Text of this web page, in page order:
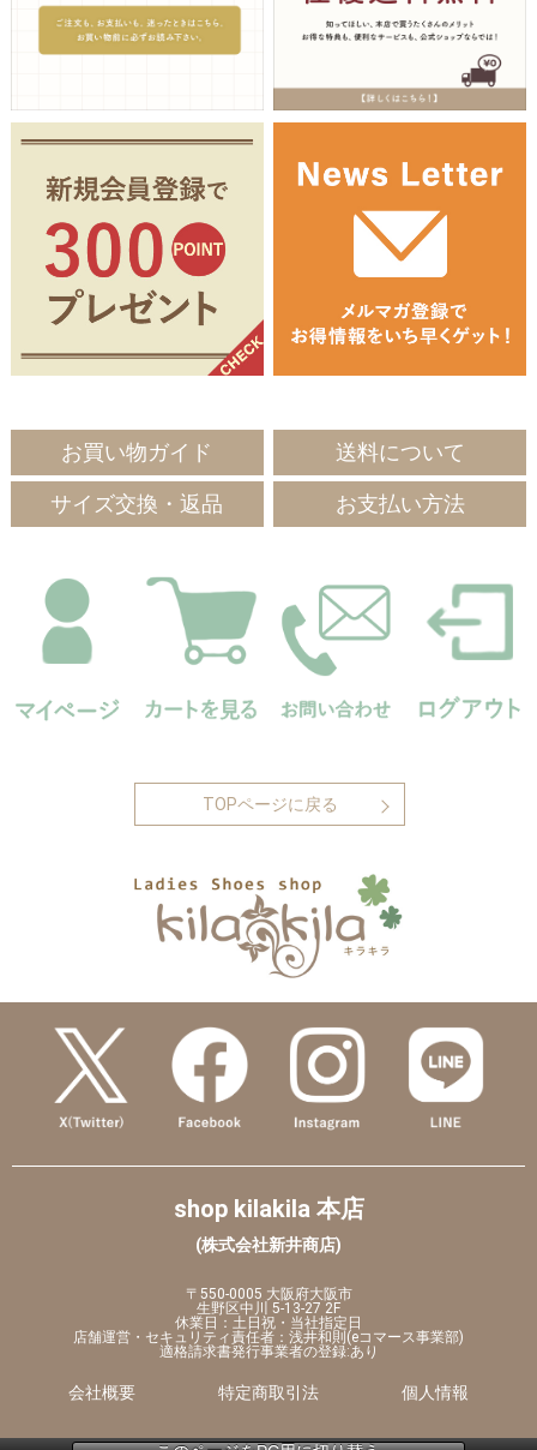
お買い物ガイド 送料について
サイズ交換・返品 お支払い方法
TOPページに戻る
shop kilakila 本店
(株式会社新井商店)
〒550-0005 大阪府大阪市
生野区中川 5-13-27 2F
休業日：土日祝・当社指定日
店舗運営・セキュリティ責任者：浅井和則(eコマース事業部)
適格請求書発行事業者の登録:あり
会社概要 特定商取引法 個人情報